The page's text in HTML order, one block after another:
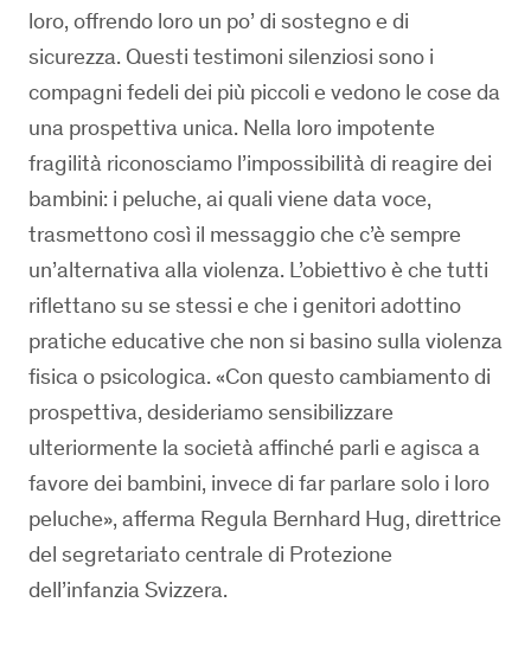
loro, offrendo loro un po’ di sostegno e di
sicurezza. Questi testimoni silenziosi sono i
compagni fedeli dei più piccoli e vedono le cose da
una prospettiva unica. Nella loro impotente
fragilità riconosciamo l’impossibilità di reagire dei
bambini: i peluche, ai quali viene data voce,
trasmettono così il messaggio che c’è sempre
un’alternativa alla violenza. L’obiettivo è che tutti
riflettano su se stessi e che i genitori adottino
pratiche educative che non si basino sulla violenza
fisica o psicologica. «Con questo cambiamento di
prospettiva, desideriamo sensibilizzare
ulteriormente la società affinché parli e agisca a
favore dei bambini, invece di far parlare solo i loro
peluche», afferma Regula Bernhard Hug, direttrice
del segretariato centrale di Protezione
dell’infanzia Svizzera.